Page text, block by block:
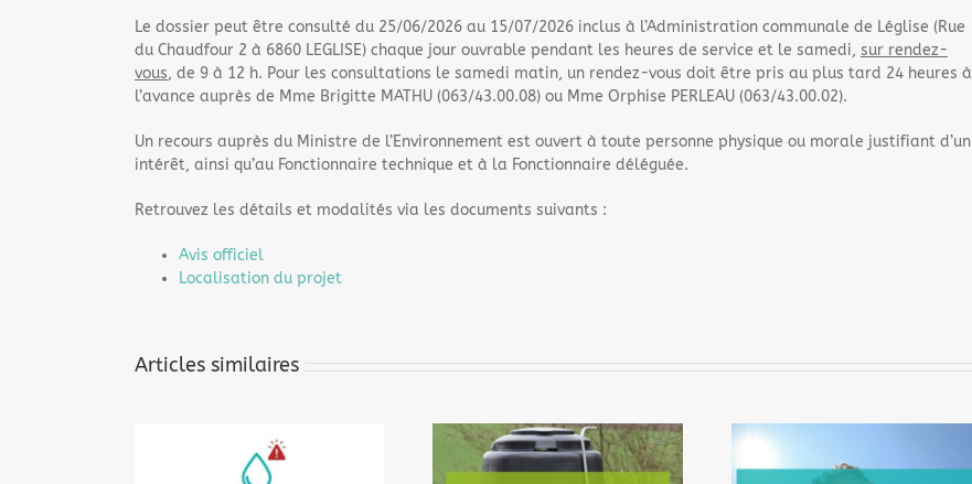
Le dossier peut être consulté du 25/06/2026 au 15/07/2026 inclus à l’Administration communale de Léglise (Rue
du Chaudfour 2 à 6860 LEGLISE) chaque jour ouvrable pendant les heures de service et le samedi, sur rendez-
vous, de 9 à 12 h. Pour les consultations le samedi matin, un rendez-vous doit être pris au plus tard 24 heures à
l’avance auprès de Mme Brigitte MATHU (063/43.00.08) ou Mme Orphise PERLEAU (063/43.00.02).
Un recours auprès du Ministre de l’Environnement est ouvert à toute personne physique ou morale justifiant d’un
intérêt, ainsi qu’au Fonctionnaire technique et à la Fonctionnaire déléguée.
Retrouvez les détails et modalités via les documents suivants :
Avis officiel
Localisation du projet
Articles similaires